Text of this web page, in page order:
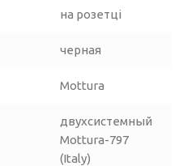
на розетці
черная
Mottura
двухсистемный
Mottura-797
(Italy)